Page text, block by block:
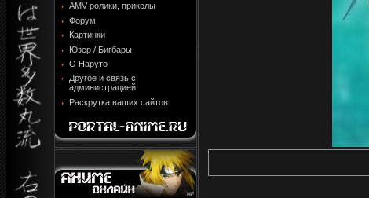
AMV ролики, приколы
Форум
Картинки
Юзер / Бигбары
О Наруто
Другое и связь с
администрацией
Раскрутка ваших сайтов